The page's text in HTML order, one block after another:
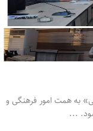
به همت امور فرهنگی و
...